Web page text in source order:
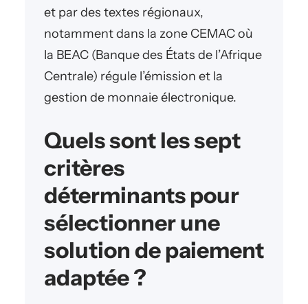
et par des textes régionaux,
notamment dans la zone CEMAC où
la BEAC (Banque des États de l’Afrique
Centrale) régule l’émission et la
gestion de monnaie électronique.
Quels sont les sept
critères
déterminants pour
sélectionner une
solution de paiement
adaptée ?